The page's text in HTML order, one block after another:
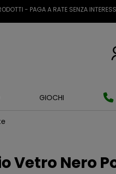
PAGA A RATE SENZA INTERESSI -
GIOCHI
Vetro Nero